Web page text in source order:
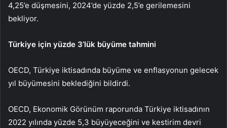
4,25’e düşmesini, 2024’de yüzde 2,5’e gerilemesini
bekliyor.
Türkiye için yüzde 3’lük büyüme tahmini
OECD, Türkiye iktisadında büyüme ve enflasyonun gelecek
yıl büyümesini beklediğini bildirdi.
OECD, Ekonomik Görünüm raporunda Türkiye iktisadının
2022 yılında yüzde 5,3 büyüyeceğini ve kestirim devri